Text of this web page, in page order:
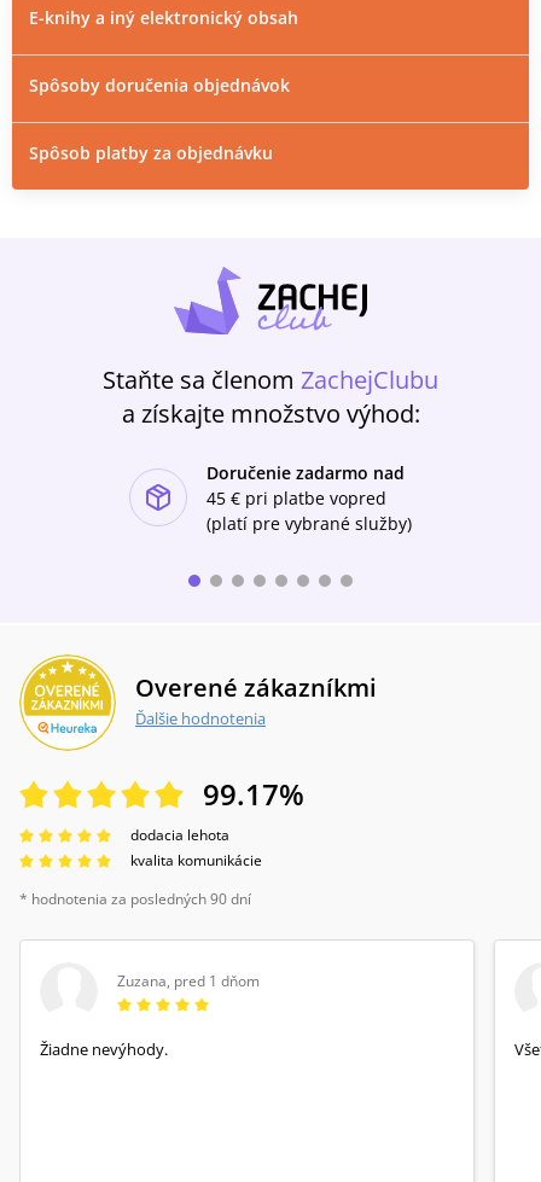
E-knihy a iný elektronický obsah
Spôsoby doručenia objednávok
Spôsob platby za objednávku
Staňte sa členom ZachejClubu
a získajte množstvo výhod:
Doručenie zadarmo nad
45 € pri platbe vopred
(platí pre vybrané služby)
Overené zákazníkmi
Ďalšie hodnotenia
99.17%
dodacia lehota
kvalita komunikácie
* hodnotenia za posledných 90 dní
Zuzana, pred 1 dňom
Žiadne nevýhody.